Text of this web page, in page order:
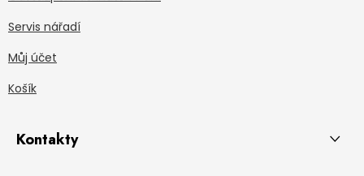
Servis nářadí
Můj účet
Košík
Kontakty